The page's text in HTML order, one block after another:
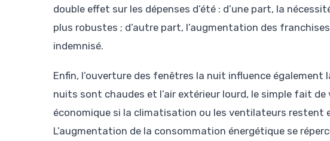
double effet sur les dépenses d’été : d’une part, la
plus robustes ; d’autre part, l’augmentation des
indemnisé.
Enfin, l’ouverture des fenêtres la nuit influence
nuits sont chaudes et l’air extérieur lourd, le simple fait
économique si la climatisation ou les ventilateurs restent
L’augmentation de la consommation énergétique se